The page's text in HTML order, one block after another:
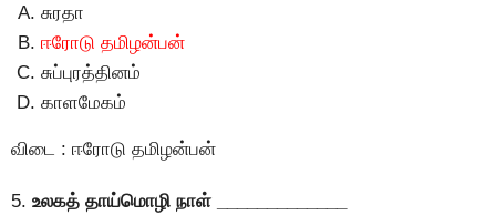
சுரதா
ஈரோடு தமிழன்பன்
சுப்புரத்தினம்
காளமேகம்
விடை : ஈரோடு தமிழன்பன்
5. உலகத் தாய்மொழி நாள் _____________